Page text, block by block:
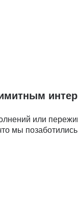
или
мы